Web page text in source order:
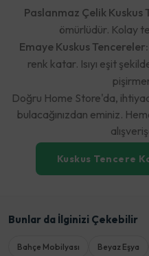
Paslanmaz Çelik Kuskus
ömürlüdür. Kolay
Emaye Kuskus Tencereler:
renk katar. Isıyı eşit
Doğru Home Store'da,
bulacağınızdan eminiz.
Kuskus Tencere
Bunlar da İlginizi Çekebilir
Bahçe Mobilyası Beyaz Eşya